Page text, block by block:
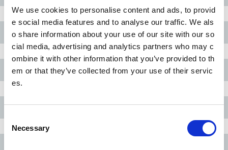
We use cookies to personalise content and ads, to provid
e social media features and to analyse our traffic. We als
o share information about your use of our site with our so
cial media, advertising and analytics partners who may c
ombine it with other information that you’ve provided to th
em or that they’ve collected from your use of their servic
es.
C
Necessary
築地駅
八丁堀駅
茅場町駅